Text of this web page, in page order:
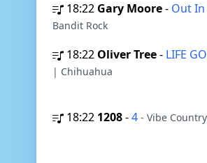
18:22 Gary Moore- Out In
Bandit Rock
18:22 Oliver Tree- LIFE
| Chihuahua
18:22 1208-4 - Vibe Country